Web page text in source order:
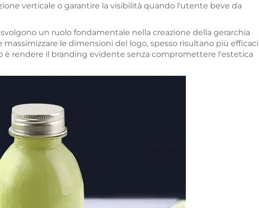
verticale o garantire la visibilità quando l'utente beve da
un ruolo fondamentale nella creazione della gerarchia
massimizzare le dimensioni del logo, spesso risultano più efficaci
è rendere il branding evidente senza compromettere l'estetica